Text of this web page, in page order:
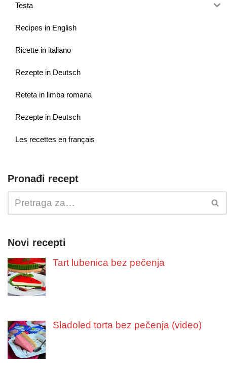
Testa
Recipes in English
Ricette in italiano
Rezepte in Deutsch
Reteta in limba romana
Rezepte in Deutsch
Les recettes en français
Pronađi recept
Novi recepti
Tart lubenica bez pečenja
Sladoled torta bez pečenja (video)